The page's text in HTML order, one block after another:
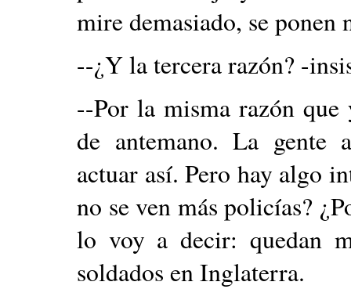
mire demasiado, se ponen
--¿Y la tercera razón? -
--Por la misma razón
de antemano. La gente
actuar así. Pero hay algo
no se ven más policías?
lo voy a decir: quedan
soldados en Inglaterra.